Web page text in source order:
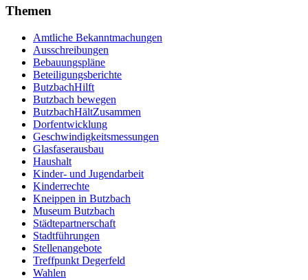
Themen
Amtliche Bekanntmachungen
Ausschreibungen
Bebauungspläne
Beteiligungsberichte
ButzbachHilft
Butzbach bewegen
ButzbachHältZusammen
Dorfentwicklung
Geschwindigkeitsmessungen
Glasfaserausbau
Haushalt
Kinder- und Jugendarbeit
Kinderrechte
Kneippen in Butzbach
Museum Butzbach
Städtepartnerschaft
Stadtführungen
Stellenangebote
Treffpunkt Degerfeld
Wahlen